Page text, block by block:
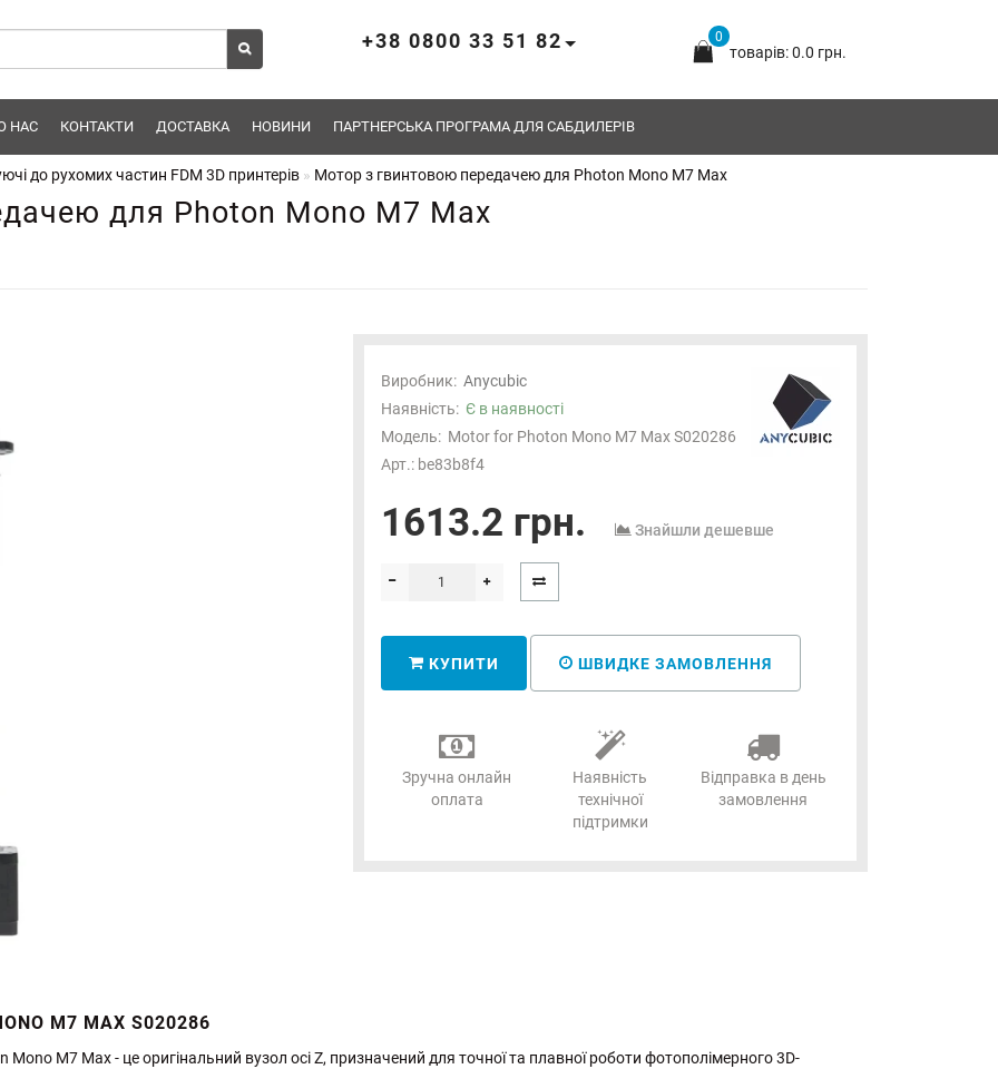
0
товарів: 0.0 грн.
+38 0800 33 51 82
НАС КОНТАКТИ ДОСТАВКА НОВИНИ ПАРТНЕРСЬКА ПРОГРАМА ДЛЯ САБДИЛЕРІВ
до рухомих частин FDM 3D принтерів Мотор з гвинтовою передачею для Photon Mono M7 Max
для Photon Mono M7 Max
Виробник: Anycubic
Наявність: Є в наявності
Модель: Motor for Photon Mono M7 Max S020286
Арт.: be83b8f4
1613.2 грн. Знайшли дешевше
КУПИТИ ШВИДКЕ ЗАМОВЛЕННЯ
Зручна онлайн
оплата
Наявність
технічної
підтримки
Відправка в день
замовлення
M7 MAX S020286
M7 Max - це оригінальний вузол осі Z, призначений для точної та плавної роботи фотополімерного 3D-